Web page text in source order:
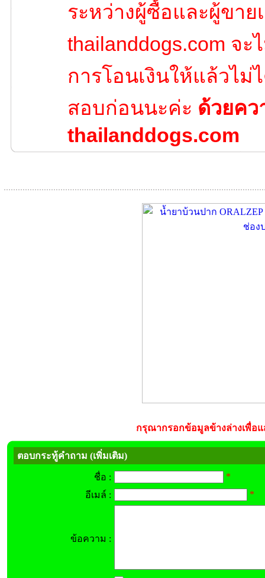
ระหว่างผู้ซื้อและผู้ขาย
thailanddogs.com จ
การโอนเงินให้แล้วไ
สอบก่อนนะค่ะ ด้วยคว
thailanddogs.com
กรุณากรอกข้อมูลข้างล่างเพื่อ
ตอบกระทู้คำถาม (เพิ่มเติม)
ชื่อ :
*
อีเมล์ :
*
ข้อความ :